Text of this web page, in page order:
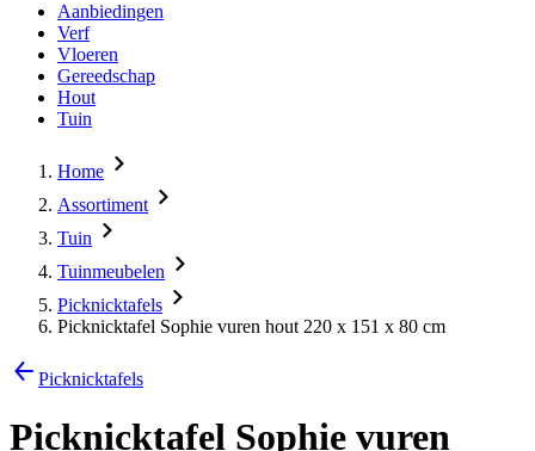
Aanbiedingen
Verf
Vloeren
Gereedschap
Hout
Tuin
Home
Assortiment
Tuin
Tuinmeubelen
Picknicktafels
Picknicktafel Sophie vuren hout 220 x 151 x 80 cm
Picknicktafels
Picknicktafel Sophie vuren